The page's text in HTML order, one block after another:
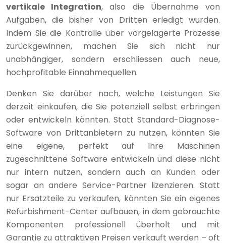
vertikale Integration, also die Übernahme von
Aufgaben, die bisher von Dritten erledigt wurden.
Indem Sie die Kontrolle über vorgelagerte Prozesse
zurückgewinnen, machen Sie sich nicht nur
unabhängiger, sondern erschliessen auch neue,
hochprofitable Einnahmequellen.
Denken Sie darüber nach, welche Leistungen Sie
derzeit einkaufen, die Sie potenziell selbst erbringen
oder entwickeln könnten. Statt Standard-Diagnose-
Software von Drittanbietern zu nutzen, könnten Sie
eine eigene, perfekt auf Ihre Maschinen
zugeschnittene Software entwickeln und diese nicht
nur intern nutzen, sondern auch an Kunden oder
sogar an andere Service-Partner lizenzieren. Statt
nur Ersatzteile zu verkaufen, könnten Sie ein eigenes
Refurbishment-Center aufbauen, in dem gebrauchte
Komponenten professionell überholt und mit
Garantie zu attraktiven Preisen verkauft werden – oft